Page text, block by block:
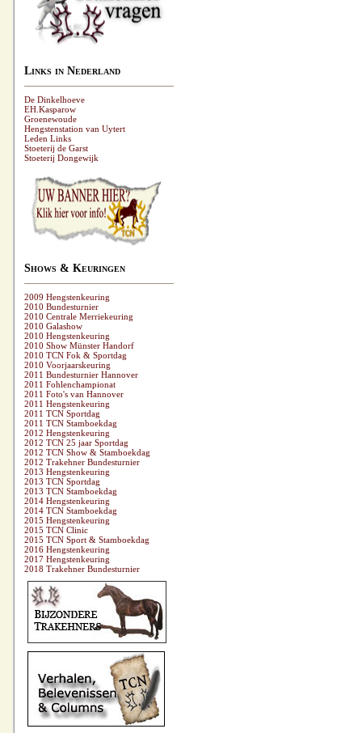
Links in Nederland
De Dinkelhoeve
EH.Kasparow
Groenewoude
Hengstenstation van Uytert
Leden Links
Stoeterij de Garst
Stoeterij Dongewijk
Shows & Keuringen
2009 Hengstenkeuring
2010 Bundesturnier
2010 Centrale Merriekeuring
2010 Galashow
2010 Hengstenkeuring
2010 Show Münster Handorf
2010 TCN Fok & Sportdag
2010 Voorjaarskeuring
2011 Bundesturnier Hannover
2011 Fohlenchampionat
2011 Foto's van Hannover
2011 Hengstenkeuring
2011 TCN Sportdag
2011 TCN Stamboekdag
2012 Hengstenkeuring
2012 TCN 25 jaar Sportdag
2012 TCN Show & Stamboekdag
2012 Trakehner Bundesturnier
2013 Hengstenkeuring
2013 TCN Sportdag
2013 TCN Stamboekdag
2014 Hengstenkeuring
2014 TCN Stamboekdag
2015 Hengstenkeuring
2015 TCN Clinic
2015 TCN Sport & Stamboekdag
2016 Hengstenkeuring
2017 Hengstenkeuring
2018 Trakehner Bundesturnier